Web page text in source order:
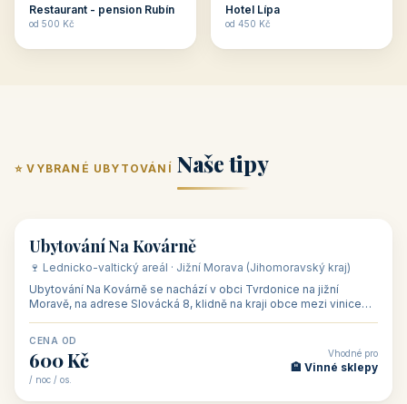
Restaurant - pension Rubín
od 500 Kč
Hotel Lípa
od 450 Kč
⭐ VYBRANÉ UBYTOVÁNÍ Naše tipy
🏡 penzion
Ubytování Na Kovárně
🍷 Lednicko-valtický areál · Jižní Morava (Jihomoravský kraj)
Ubytování Na Kovárně se nachází v obci Tvrdonice na jižní
Moravě, na adrese Slovácká 8, klidně na kraji obce mezi vinicemi,
CENA OD
600 Kč
/ noc / os.
Vhodné pro
🏨 Vinné sklepy